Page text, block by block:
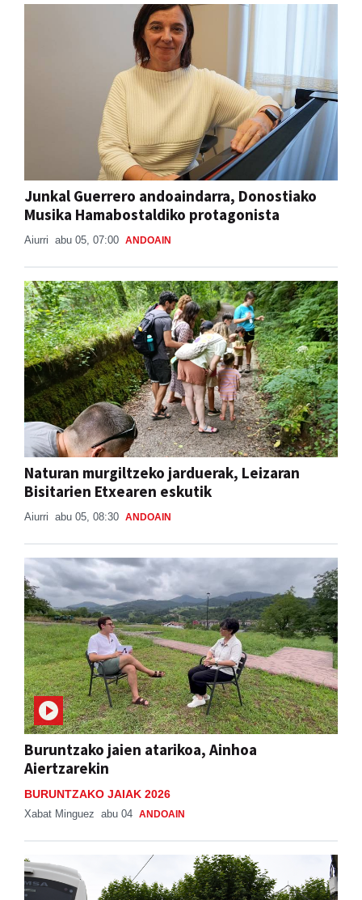
Junkal Guerrero andoaindarra, Donostiako
Musika Hamabostaldiko protagonista
Aiurri abu 05, 07:00 ANDOAIN
Naturan murgiltzeko jarduerak, Leizaran
Bisitarien Etxearen eskutik
Aiurri abu 05, 08:30 ANDOAIN
Buruntzako jaien atarikoa, Ainhoa
Aiertzarekin
BURUNTZAKO JAIAK 2026
Xabat Minguez abu 04 ANDOAIN